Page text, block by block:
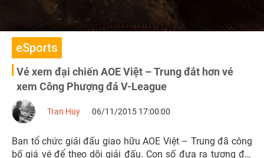
eSports
Vé xem đại chiến AOE Việt – Trung đắt hơn vé
xem Công Phượng đá V-League
Tran Huy 06/11/2015 17:00:00
Ban tổ chức giải đấu giao hữu AOE Việt – Trung đã công
bố giá vé để theo dõi giải đấu. Con số đưa ra tương đối